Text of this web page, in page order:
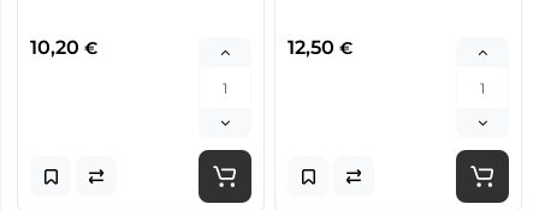
10,20 € 12,50 €